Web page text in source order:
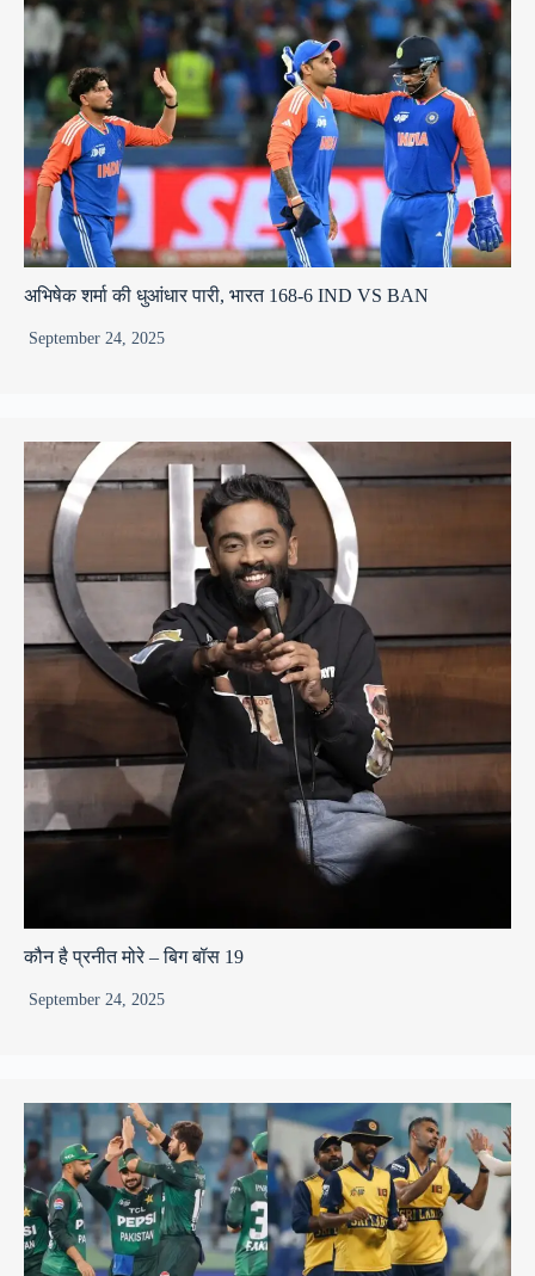
अभिषेक शर्मा की धुआंधार पारी, भारत 168-6 IND VS BAN
September 24, 2025
कौन है प्रनीत मोरे – बिग बॉस 19
September 24, 2025